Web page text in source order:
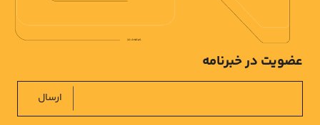
عضویت در خبرنامه
ارسال